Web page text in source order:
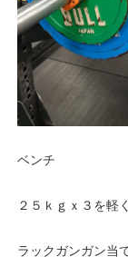
ベンチ
２５ｋｇｘ３を軽
ラックガンガン当